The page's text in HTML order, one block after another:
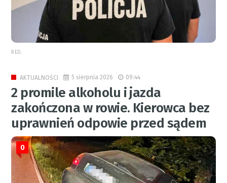
RED.
AKTUALNOŚCI 5 sierpnia 2026 09:44
2 promile alkoholu i jazda
zakończona w rowie. Kierowca bez
uprawnień odpowie przed sądem
0